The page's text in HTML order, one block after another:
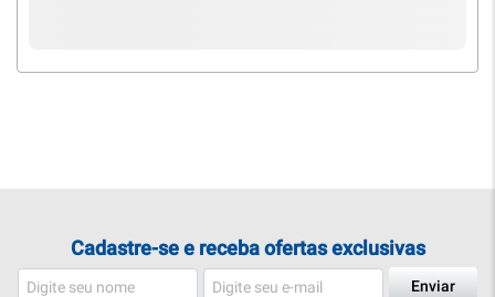
Cadastre-se e receba ofertas exclusivas
Enviar